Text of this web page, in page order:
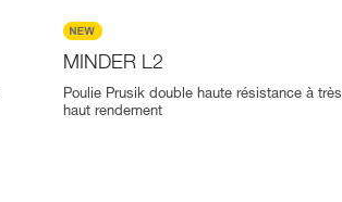
MINDER L2
Poulie Prusik double haute résistance à très
haut rendement